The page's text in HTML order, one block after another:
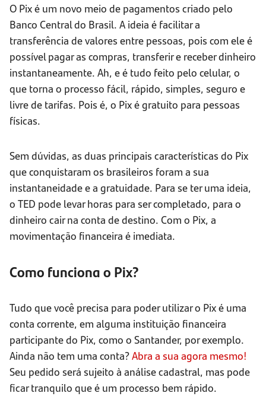
O Pix é um novo meio de pagamentos criado pelo
Banco Central do Brasil. A ideia é facilitar a
transferência de valores entre pessoas, pois com ele é
possível pagar as compras, transferir e receber dinheiro
instantaneamente. Ah, e é tudo feito pelo celular, o
que torna o processo fácil, rápido, simples, seguro e
livre de tarifas. Pois é, o Pix é gratuito para pessoas
físicas.
Sem dúvidas, as duas principais características do Pix
que conquistaram os brasileiros foram a sua
instantaneidade e a gratuidade. Para se ter uma ideia,
o TED pode levar horas para ser completado, para o
dinheiro cair na conta de destino. Com o Pix, a
movimentação financeira é imediata.
Como funciona o Pix?
Tudo que você precisa para poder utilizar o Pix é uma
conta corrente, em alguma instituição financeira
participante do Pix, como o Santander, por exemplo.
Ainda não tem uma conta?Abra a sua agora mesmo!
Seu pedido será sujeito à análise cadastral, mas pode
ficar tranquilo que é um processo bem rápido.